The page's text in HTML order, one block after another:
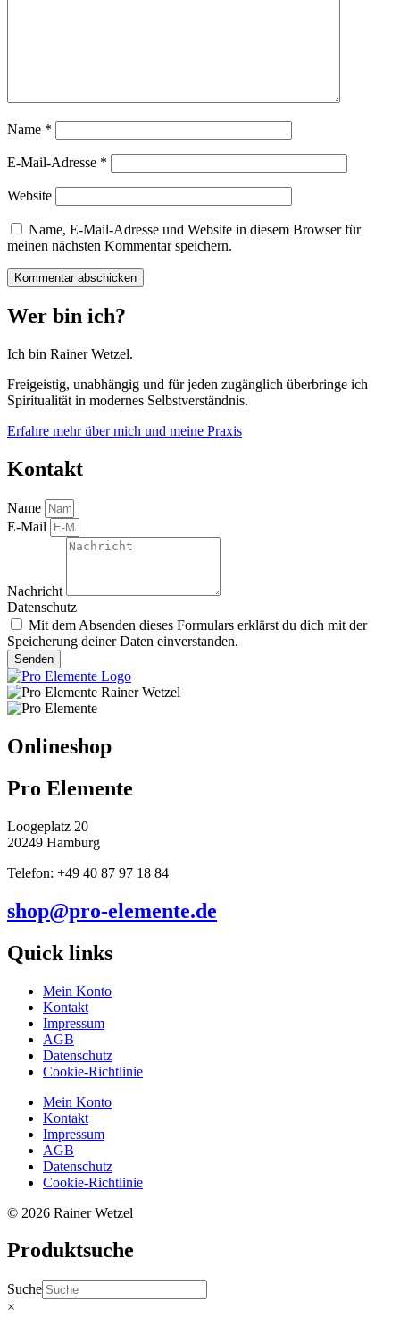
Name *
E-Mail-Adresse *
Website
Name, E-Mail-Adresse und Website in diesem Browser für
meinen nächsten Kommentar speichern.
Wer bin ich?
Ich bin Rainer Wetzel.
Freigeistig, unabhängig und für jeden zugänglich überbringe ich
Spiritualität in modernes Selbstverständnis.
Erfahre mehr über mich und meine Praxis
Kontakt
Name
E-Mail
Nachricht
Datenschutz
Mit dem Absenden dieses Formulars erklärst du dich mit der
Speicherung deiner Daten einverstanden.
Senden
Onlineshop
Pro Elemente
Loogeplatz 20
20249 Hamburg
Telefon: +49 40 87 97 18 84
shop@pro-elemente.de
Quick links
Mein Konto
Kontakt
Impressum
AGB
Datenschutz
Cookie-Richtlinie
Mein Konto
Kontakt
Impressum
AGB
Datenschutz
Cookie-Richtlinie
© 2026 Rainer Wetzel
Produktsuche
Suche
×